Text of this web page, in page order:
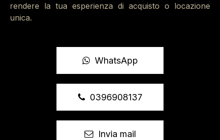
L’arredo nuovo.
La richiesta corrisponde ad euro 0/mese, spese
gestione euro 500 / mese. Classe energetica D 215,52
Gradite referenze.
Per appuntamenti. Immobiliare Santalfredo
0396908137 telefono o Whatsapp
rendere la tua esperienza di acquisto o locazione
unica.
WhatsApp
0396908137
Invia mail